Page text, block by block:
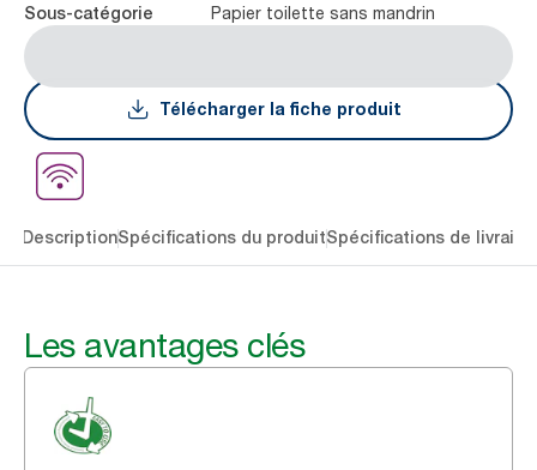
Sous-catégorie Papier toilette sans mandrin
Télécharger la fiche produit
DescriptionSpécifications du produitSpécifications de
Les avantages clés